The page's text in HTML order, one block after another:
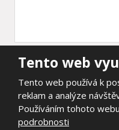
Položky označené
Souhlasím
se
zpracováním
Souhlasím se
Tento web
Tento web používá k
reklam a analýze
Používáním tohoto
podrobnosti